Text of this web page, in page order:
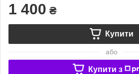
1 400 ₴
Купити
або
Купити з